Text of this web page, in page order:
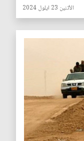
الأثنين 23 ايلول 2024